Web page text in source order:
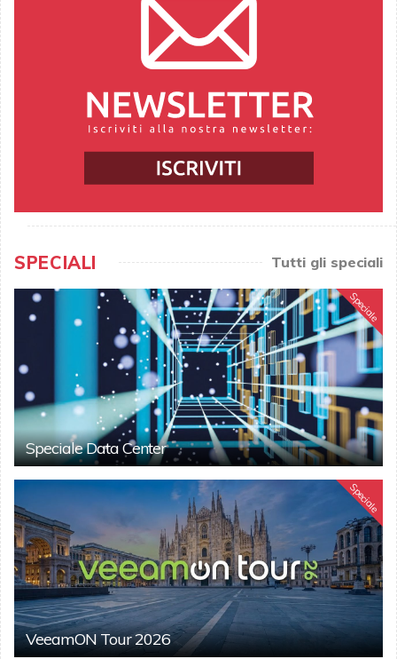
SPECIALI Tutti gli speciali
Speciale
Speciale Data Center
Speciale
VeeamON Tour 2026